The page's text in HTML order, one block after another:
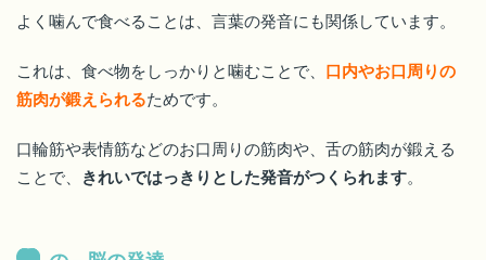
よく噛んで食べることは、言葉の発音にも関係しています。
これは、食べ物をしっかりと噛むことで、 口内やお口周りの
筋肉が鍛えられるためです。
口輪筋や表情筋などのお口周りの筋肉や、舌の筋肉が鍛える
ことで、
きれいではっきりとした発音がつくられます。